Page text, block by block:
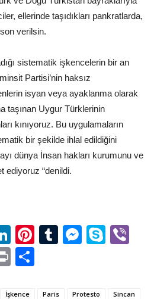
ellerinde taşıdıkları pankratlarda,
verilsin.
sistematik işkencelerin bir an
Partisi’nin haksız
isyan veya ayaklanma olarak
taşınan Uygur Türklerinin
kınıyoruz. Bu uygulamaların
bir şekilde ihlal edildiğini
dünya İnsan hakları kurumunu ve
ediyoruz “denildi.
LinkedIn
Pinterest
Tumblr
Print
İşkence Paris Protesto
Sincan